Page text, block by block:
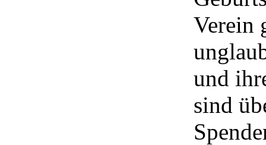
Verein
und
sind